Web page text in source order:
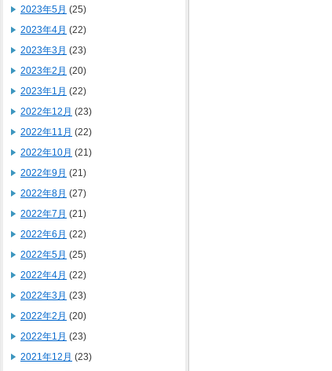
2023年5月 (25)
2023年4月 (22)
2023年3月 (23)
2023年2月 (20)
2023年1月 (22)
2022年12月 (23)
2022年11月 (22)
2022年10月 (21)
2022年9月 (21)
2022年8月 (27)
2022年7月 (21)
2022年6月 (22)
2022年5月 (25)
2022年4月 (22)
2022年3月 (23)
2022年2月 (20)
2022年1月 (23)
2021年12月 (23)